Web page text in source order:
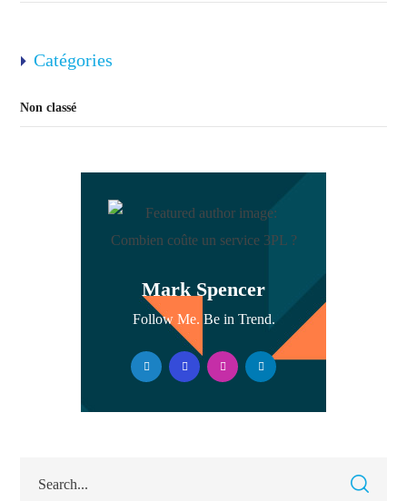
Catégories
Non classé
Mark Spencer
Follow Me. Be in Trend.